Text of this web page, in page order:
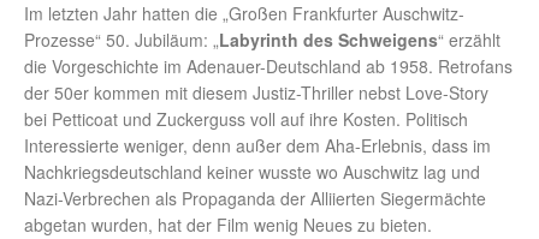
Im letzten Jahr hatten die „Großen Frankfurter Auschwitz-
Prozesse“ 50. Jubiläum: „Labyrinth des Schweigens“ erzählt
die Vorgeschichte im Adenauer-Deutschland ab 1958. Retrofans
der 50er kommen mit diesem Justiz-Thriller nebst Love-Story
bei Petticoat und Zuckerguss voll auf ihre Kosten. Politisch
Interessierte weniger, denn außer dem Aha-Erlebnis, dass im
Nachkriegsdeutschland keiner wusste wo Auschwitz lag und
Nazi-Verbrechen als Propaganda der Alliierten Siegermächte
abgetan wurden, hat der Film wenig Neues zu bieten.